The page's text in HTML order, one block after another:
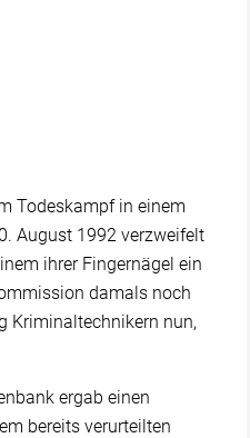
Todeskampf in einem
August 1992 verzweifelt
ihrer Fingernägel ein
damals noch
Kriminaltechnikern nun,
ergab einen
bereits verurteilten